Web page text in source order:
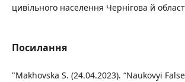
цивільного населення Чернігова й
Посилання
"Makhovska S. (24.04.2023). “Naukovyi